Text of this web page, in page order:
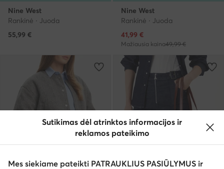
Nine West
Rankinė · Juoda
55,99 €
Nine West
Rankinė · Juoda
Dabartinė kaina
41,99 €
Mažiausia kaina49,99 €
Sutikimas dėl atrinktos informacijos ir
reklamos pateikimo
Mes siekiame pateikti PATRAUKLIUS PASIŪLYMUS ir